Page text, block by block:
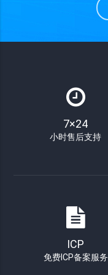
7×24
小时售后支持
ICP
免费ICP备案服务